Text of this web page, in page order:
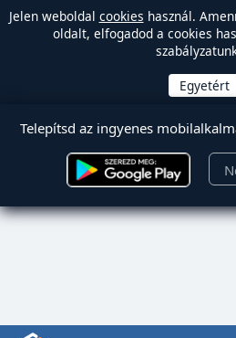
Jelen weboldal cookies használ.
oldalt, elfogadod a cookies
Telepítsd az ingyenes